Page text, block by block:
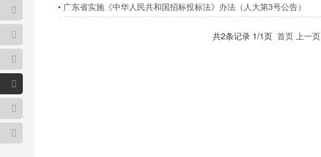
• 广东省实施《中华人民共和国招标投标法》办法（人大第3号公告）
共2条记录 1/1页 首页 上一页